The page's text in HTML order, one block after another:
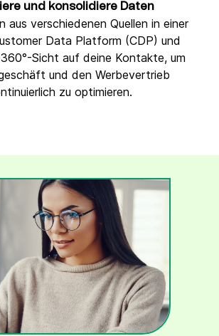
und konsolidiere Daten
aus verschiedenen Quellen in einer
Data Platform (CDP) und
Sicht auf deine Kontakte, um
und den Werbevertrieb
zu optimieren.